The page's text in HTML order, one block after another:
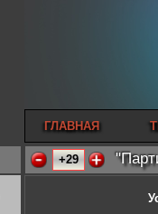
ГЛАВНАЯ
+29